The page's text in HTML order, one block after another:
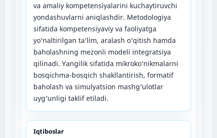
va amaliy kompetensiyalarini kuchaytiruvchi
yondashuvlarni aniqlashdir. Metodologiya
sifatida kompetensiyaviy va faoliyatga
yo‘naltirilgan ta’lim, aralash o‘qitish hamda
baholashning mezonli modeli integratsiya
qilinadi. Yangilik sifatida mikroko‘nikmalarni
bosqichma-bosqich shakllantirish, formatif
baholash va simulyatsion mashg‘ulotlar
uyg‘unligi taklif etiladi.
Iqtiboslar